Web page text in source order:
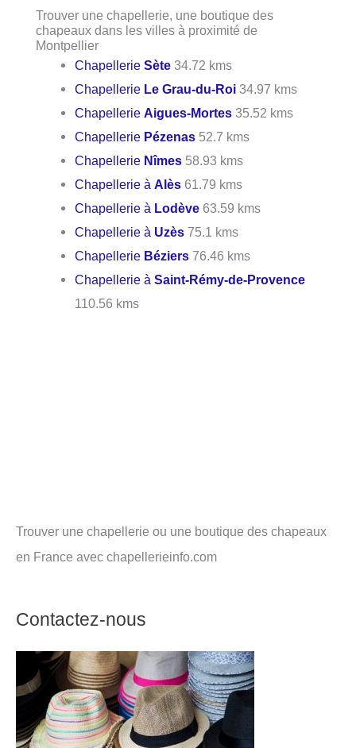
Trouver une chapellerie, une boutique des
chapeaux dans les villes à proximité de
Montpellier
ChapellerieSète 34.72 kms
Chapellerie Le Grau-du-Roi 34.97 kms
Chapellerie Aigues-Mortes 35.52 kms
Chapellerie Pézenas 52.7 kms
Chapellerie Nîmes 58.93 kms
Chapellerie à Alès 61.79 kms
Chapellerie à Lodève 63.59 kms
Chapellerie à Uzès 75.1 kms
Chapellerie Béziers 76.46 kms
Chapellerie àSaint-Rémy-de-Provence
110.56 kms
Trouver une chapellerie ou une boutique des chapeaux
en France avec chapellerieinfo.com
Contactez-nous